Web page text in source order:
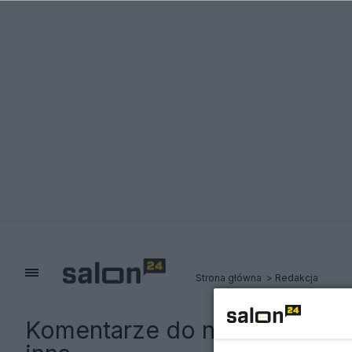
Strona główna Redakcja
Komentarze do notki:Ten